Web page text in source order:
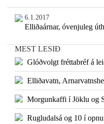
6.1.2017
Elliðaárnar, óvenjuleg
MEST LESIÐ
Glóðvolgt fréttabréf á
Elliðavatn,
Morgunkaffi í Jöklu og
Rugludalsá og 10 í